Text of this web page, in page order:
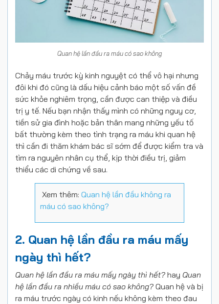
Quan hệ lần đầu ra máu có sao không
Chảy máu trước kỳ kinh nguyệt có thể vô hại nhưng
đôi khi đó cũng là dấu hiệu cảnh báo một số vấn đề
sức khỏe nghiêm trọng, cần được can thiệp và điều
trị y tế. Nếu bạn nhận thấy mình có những nguy cơ,
tiền sử gia đình hoặc bản thân mang những yếu tố
bất thường kèm theo tình trạng ra máu khi quan hệ
thì cần đi thăm khám bác sĩ sớm để được kiểm tra và
tìm ra nguyên nhân cụ thể, kịp thời điều trị, giảm
thiểu các di chứng về sau.
Xem thêm: Quan hệ lần đầu không ra
máu có sao không?
2. Quan hệ lần đầu ra máu mấy
ngày thì hết?
Quan hệ lần đầu ra máu mấy ngày thì hết? hay Quan
hệ lần đầu ra nhiều máu có sao không? Quan hệ và bị
ra máu trước ngày có kinh nếu không kèm theo đau